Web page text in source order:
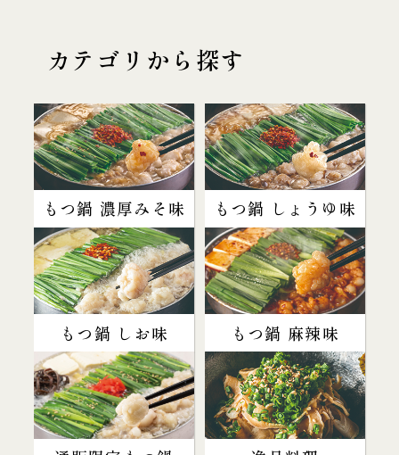
カテゴリから探す
もつ鍋 濃厚みそ味 もつ鍋 しょうゆ味
もつ鍋 しお味 もつ鍋 麻辣味